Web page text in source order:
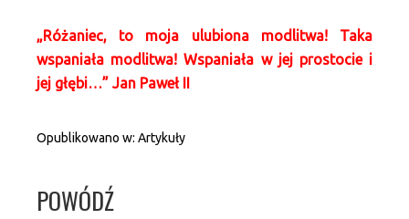
„Różaniec, to moja ulubiona modlitwa! Taka
wspaniała modlitwa! Wspaniała w jej prostocie i
jej głębi…” Jan Paweł II
Opublikowano w: Artykuły
POWÓDŹ